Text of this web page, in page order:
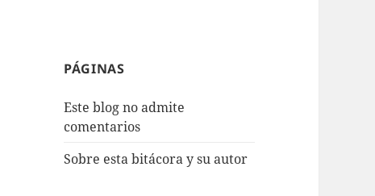
PÁGINAS
Este blog no admite
comentarios
Sobre esta bitácora y su autor